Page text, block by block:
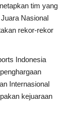
tim yang
Nasional
rekor-rekor
Indonesia
Internasional
kejuaraan